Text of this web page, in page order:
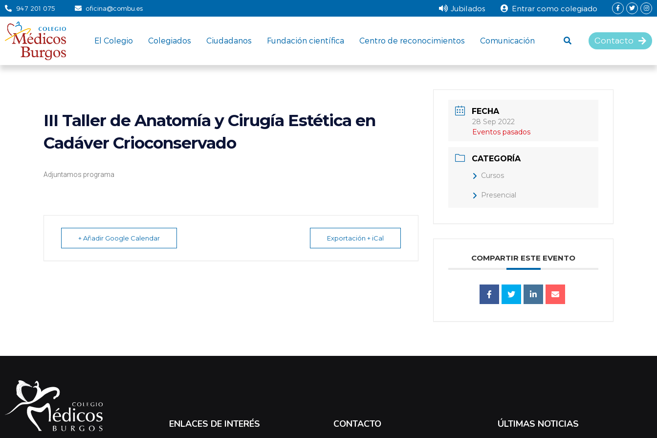
947 201 075 oficina@combu.es Jubilados Entrar como colegiado
El Colegio Colegiados Ciudadanos Fundación científica Centro de reconocimientos Comunicación Contacto
III Taller de Anatomía y Cirugía Estética en
Cadáver Crioconservado
Adjuntamos programa
+ Añadir Google Calendar Exportación + iCal
FECHA
28 Sep 2022
Eventos pasados
CATEGORÍA
Cursos
Presencial
COMPARTIR ESTE EVENTO
ENLACES DE INTERÉS CONTACTO ÚLTIMAS NOTICIAS